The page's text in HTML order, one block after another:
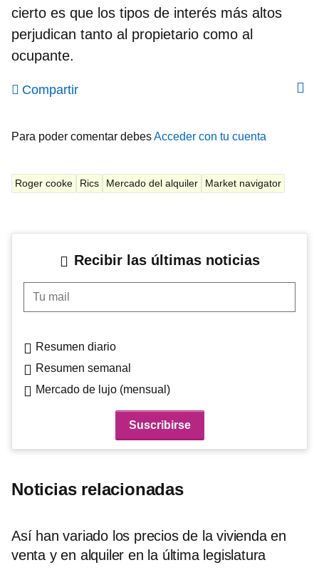
cierto es que los tipos de interés más altos
perjudican tanto al propietario como al
ocupante.
Compartir
Para poder comentar debesAcceder con tu cuenta
Roger cooke Rics Mercado del alquiler Market navigator
Recibir las últimas noticias
Tu mail
Resumen diario
Resumen semanal
Mercado de lujo (mensual)
Noticias relacionadas
Así han variado los precios de la vivienda en
venta y en alquiler en la última legislatura